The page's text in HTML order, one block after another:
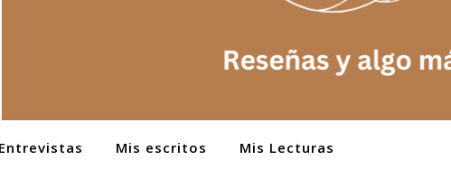
Entrevistas Mis escritos Mis Lecturas